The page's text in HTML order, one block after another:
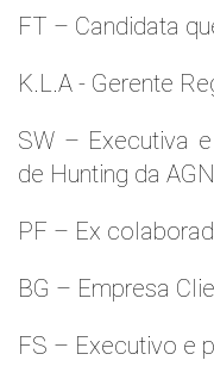
FT – Candidata
K.L.A - Gerente
SW – Executiva
de Hunting da
PF – Ex
BG – Empresa
FS – Executivo e